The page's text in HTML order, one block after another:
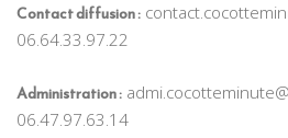
Contact diffusion :
06.64.33.97.22
Administration :
06.47.97.63.14